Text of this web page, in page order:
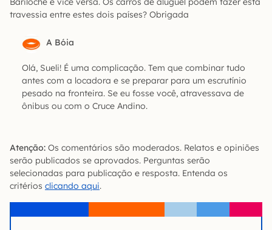
travessia entre estes dois países? Obrigada
A Bóia
Olá, Sueli! É uma complicação. Tem que combinar tudo
antes com a locadora e se preparar para um escrutínio
pesado na fronteira. Se eu fosse você, atravessava de
ônibus ou com o Cruce Andino.
Atenção: Os comentários são moderados. Relatos e opiniões
serão publicados se aprovados. Perguntas serão
selecionadas para publicação e resposta. Entenda os
critérios clicando aqui.